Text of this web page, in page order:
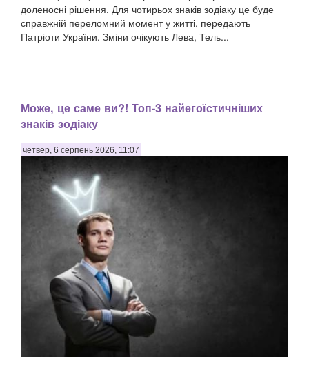
доленосні рішення. Для чотирьох знаків зодіаку це буде
справжній переломний момент у житті, передають
Патріоти України. Зміни очікують Лева, Тель...
Може, це саме ви?! Топ-3 найегоїстичніших
знаків зодіаку
четвер, 6 серпень 2026, 11:07